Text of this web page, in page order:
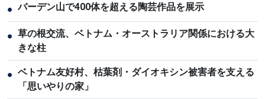
● バーデン山で400体を超える陶芸作品を展示
● 草の根交流、ベトナム・オーストラリア関係における大
きな柱
● ベトナム友好村、枯葉剤・ダイオキシン被害者を支える
「思いやりの家」